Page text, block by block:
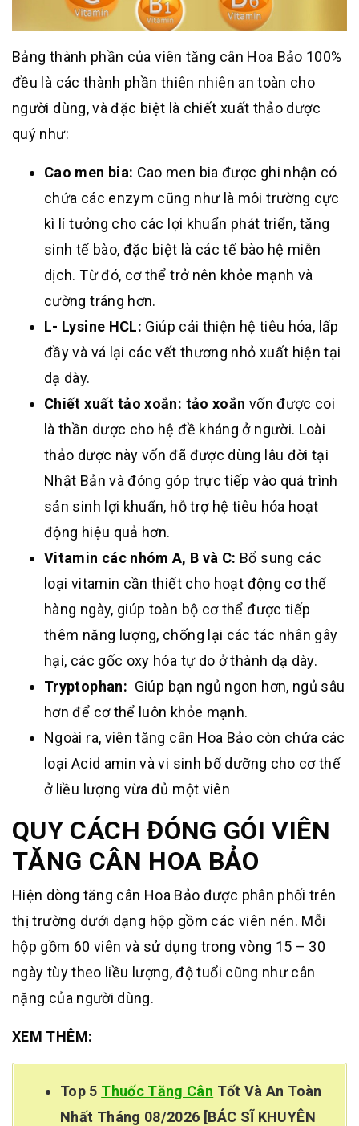
Bảng thành phần của viên tăng cân Hoa Bảo 100%
đều là các thành phần thiên nhiên an toàn cho
người dùng, và đặc biệt là chiết xuất thảo dược
quý như:
Cao men bia: Cao men bia được ghi nhận có
chứa các enzym cũng như là môi trường cực
kì lí tưởng cho các lợi khuẩn phát triển, tăng
sinh tế bào, đặc biệt là các tế bào hệ miễn
dịch. Từ đó, cơ thể trở nên khỏe mạnh và
cường tráng hơn.
L- Lysine HCL: Giúp cải thiện hệ tiêu hóa, lấp
đầy và vá lại các vết thương nhỏ xuất hiện tại
dạ dày.
Chiết xuất tảo xoắn: tảo xoắn vốn được coi
là thần dược cho hệ đề kháng ở người. Loài
thảo dược này vốn đã được dùng lâu đời tại
Nhật Bản và đóng góp trực tiếp vào quá trình
sản sinh lợi khuẩn, hỗ trợ hệ tiêu hóa hoạt
động hiệu quả hơn.
Vitamin các nhóm A, B và C: Bổ sung các
loại vitamin cần thiết cho hoạt động cơ thể
hàng ngày, giúp toàn bộ cơ thể được tiếp
thêm năng lượng, chống lại các tác nhân gây
hại, các gốc oxy hóa tự do ở thành dạ dày.
Tryptophan: Giúp bạn ngủ ngon hơn, ngủ sâu
hơn để cơ thể luôn khỏe mạnh.
Ngoài ra, viên tăng cân Hoa Bảo còn chứa các
loại Acid amin và vi sinh bổ dưỡng cho cơ thể
ở liều lượng vừa đủ một viên
QUY CÁCH ĐÓNG GÓI VIÊN
TĂNG CÂN HOA BẢO
Hiện dòng tăng cân Hoa Bảo được phân phối trên
thị trường dưới dạng hộp gồm các viên nén. Mỗi
hộp gồm 60 viên và sử dụng trong vòng 15 – 30
ngày tùy theo liều lượng, độ tuổi cũng như cân
nặng của người dùng.
XEM THÊM:
Top 5 Thuốc Tăng Cân Tốt Và An Toàn
Nhất Tháng 08/2026 [BÁC SĨ KHUYÊN